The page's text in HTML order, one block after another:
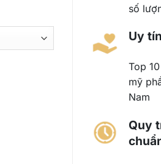
số
Uy
Top
mỹ
Nam
Quy